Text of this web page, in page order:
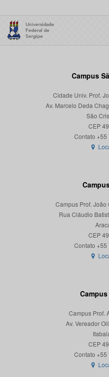
Campus
Cidade Univ. Prof.
Av. Marcelo Deda
São
CEP
Campus Prof.
Rua Cláudio
CEP
Campus Prof.
Av. Vereador
CEP